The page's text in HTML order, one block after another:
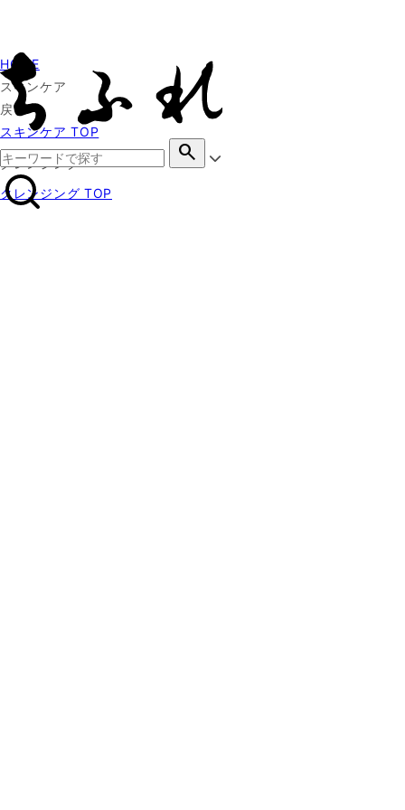
search
HOME
スキンケア
戻る
スキンケア TOP
クレンジング
クレンジング TOP